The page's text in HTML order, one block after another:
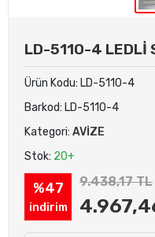
LD-5110-4 LEDLİ
Ürün Kodu: LD-5110-4
Barkod: LD-5110-4
Kategori: AVİZE
Stok: 20+
%47
indirim
9.438,17 TL